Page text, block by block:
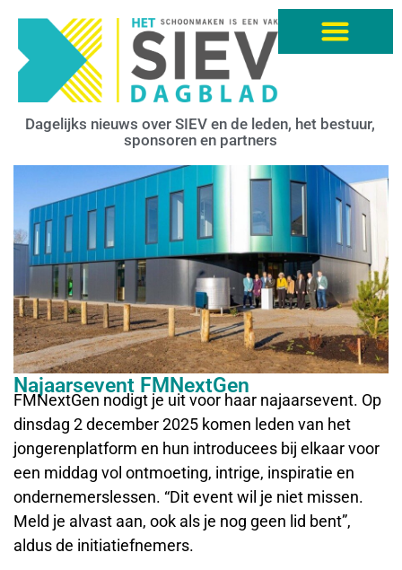
Dagelijks nieuws over SIEV en de leden, het bestuur,
sponsoren en partners
Najaarsevent FMNextGen
FMNextGen nodigt je uit voor haar najaarsevent. Op
dinsdag 2 december 2025 komen leden van het
jongerenplatform en hun introducees bij elkaar voor
een middag vol ontmoeting, intrige, inspiratie en
ondernemerslessen. “Dit event wil je niet missen.
Meld je alvast aan, ook als je nog geen lid bent”,
aldus de initiatiefnemers.